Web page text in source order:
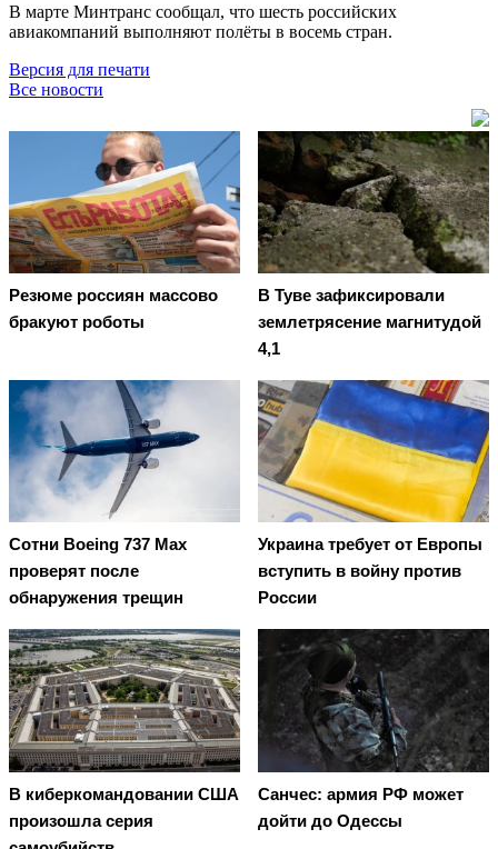
В марте Минтранс сообщал, что шесть российских
авиакомпаний выполняют полёты в восемь стран.
Версия для печати
Все новости
Резюме россиян массово
бракуют роботы
В Туве зафиксировали
землетрясение магнитудой
4,1
Сотни Boeing 737 Max
проверят после
обнаружения трещин
Украина требует от Европы
вступить в войну против
России
В киберкомандовании США
произошла серия
Санчес: армия РФ может
дойти до Одессы